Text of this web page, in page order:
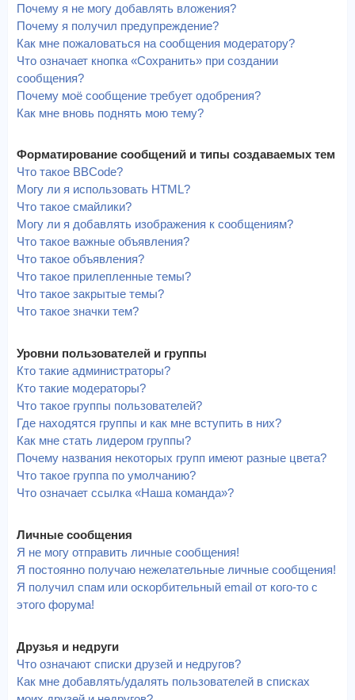
Почему я не могу добавлять вложения?
Почему я получил предупреждение?
Как мне пожаловаться на сообщения модератору?
Что означает кнопка «Сохранить» при создании
сообщения?
Почему моё сообщение требует одобрения?
Как мне вновь поднять мою тему?
Форматирование сообщений и типы создаваемых тем
Что такое BBCode?
Могу ли я использовать HTML?
Что такое смайлики?
Могу ли я добавлять изображения к сообщениям?
Что такое важные объявления?
Что такое объявления?
Что такое прилепленные темы?
Что такое закрытые темы?
Что такое значки тем?
Уровни пользователей и группы
Кто такие администраторы?
Кто такие модераторы?
Что такое группы пользователей?
Где находятся группы и как мне вступить в них?
Как мне стать лидером группы?
Почему названия некоторых групп имеют разные цвета?
Что такое группа по умолчанию?
Что означает ссылка «Наша команда»?
Личные сообщения
Я не могу отправить личные сообщения!
Я постоянно получаю нежелательные личные сообщения!
Я получил спам или оскорбительный email от кого-то с
этого форума!
Друзья и недруги
Что означают списки друзей и недругов?
Как мне добавлять/удалять пользователей в списках